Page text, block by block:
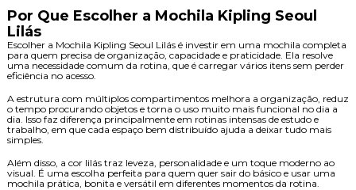
Por Que Escolher a Mochila Kipling Seoul
Lilás
Escolher a Mochila Kipling Seoul Lilás é investir em uma mochila completa
para quem precisa de organização, capacidade e praticidade. Ela resolve
uma necessidade comum da rotina, que é carregar vários itens sem perder
eficiência no acesso.
A estrutura com múltiplos compartimentos melhora a organização, reduz
o tempo procurando objetos e torna o uso muito mais funcional no dia a
dia. Isso faz diferença principalmente em rotinas intensas de estudo e
trabalho, em que cada espaço bem distribuído ajuda a deixar tudo mais
simples.
Além disso, a cor lilás traz leveza, personalidade e um toque moderno ao
visual. É uma escolha perfeita para quem quer sair do básico e usar uma
mochila prática, bonita e versátil em diferentes momentos da rotina.